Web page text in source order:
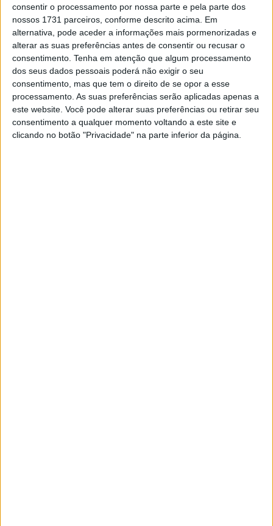
consentir o processamento por nossa parte e pela parte dos
nossos 1731 parceiros, conforme descrito acima. Em
alternativa, pode aceder a informações mais pormenorizadas e
alterar as suas preferências antes de consentir ou recusar o
consentimento. Tenha em atenção que algum processamento
dos seus dados pessoais poderá não exigir o seu
consentimento, mas que tem o direito de se opor a esse
processamento. As suas preferências serão aplicadas apenas a
este website. Você pode alterar suas preferências ou retirar seu
consentimento a qualquer momento voltando a este site e
clicando no botão "Privacidade" na parte inferior da página.
Faleceu Joaquim Garcia, antigo presidente da extinta
Associação Comercial e Industrial de Guimarães (ACIG) e
figura ligada ao desporto motorizado e ciclismo minhoto.
Tinha 74 anos e morreu vítima de doença.